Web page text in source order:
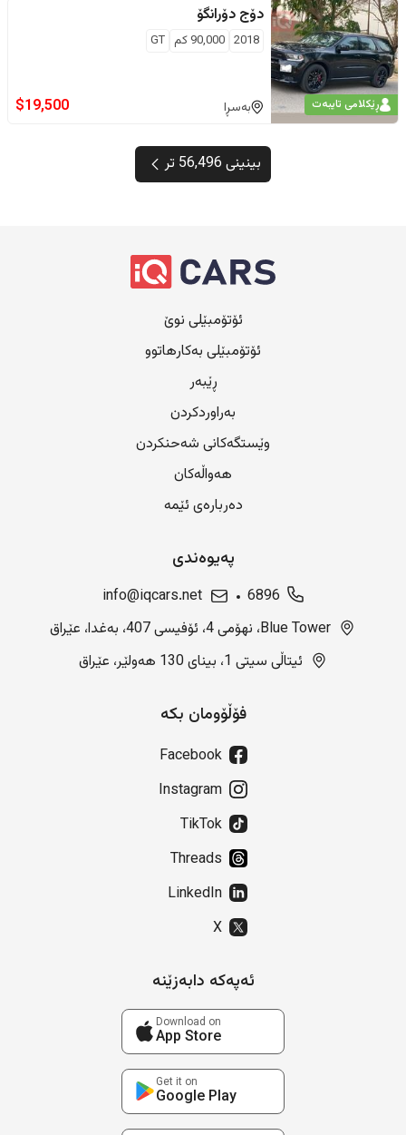
ڕێکلامی تایبەت
دۆج دۆرانگۆ
2018
90,000 كم GT
بەسڕا $19,500
بینینی 56,496 تر
ئۆتۆمبێلی نوێ
ئۆتۆمبێلی بەکارهاتوو
ڕێبەر
بەراوردکردن
وێستگەکانی شەحنکردن
هەواڵەکان
دەربارەی ئێمە
پەیوەندی
6896
info@iqcars.net
Blue Tower، نهۆمی 4، ئۆفیسی 407، بەغدا، عێراق
ئیتاڵی سیتی 1، بینای 130 هەولێر، عێراق
فۆڵۆومان بکە
Facebook
Instagram
TikTok
Threads
LinkedIn
X
ئەپەکە دابەزێنە
Download on
App Store
Get it on
Google Play